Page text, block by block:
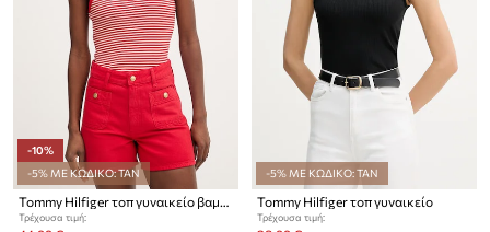
-10%
-5% ΜΕ ΚΩΔΙΚΟ: TAN
Tommy Hilfiger τοπ γυναικείο βαμβακερό
Τρέχουσα τιμή:
-5% ΜΕ ΚΩΔΙΚΟ: TAN
Tommy Hilfiger τοπ γυναικείο
Τρέχουσα τιμή: